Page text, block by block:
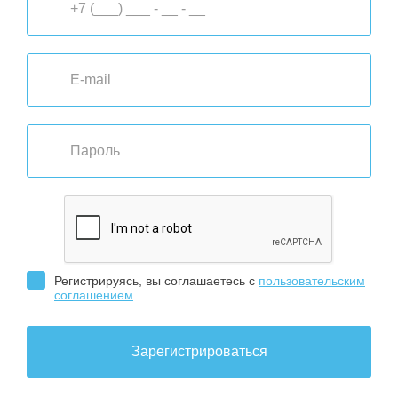
Регистрируясь, вы соглашаетесь с пользовательским
соглашением
Зарегистрироваться